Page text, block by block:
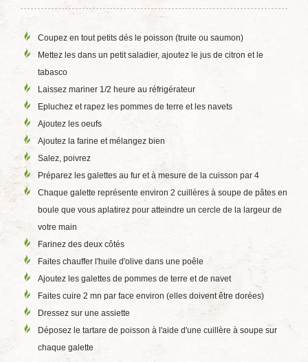
Coupez en tout petits dés le poisson (truite ou saumon)
Mettez les dans un petit saladier, ajoutez le jus de citron et le
tabasco
Laissez mariner 1/2 heure au réfrigérateur
Epluchez et rapez les pommes de terre et les navets
Ajoutez les oeufs
Ajoutez la farine et mélangez bien
Salez, poivrez
Préparez les galettes au fur et à mesure de la cuisson par 4
Chaque galette représente environ 2 cuillères à soupe de pâtes en
boule que vous aplatirez pour atteindre un cercle de la largeur de
votre main
Farinez des deux côtés
Faites chauffer l'huile d'olive dans une poêle
Ajoutez les galettes de pommes de terre et de navet
Faites cuire 2 mn par face environ (elles doivent être dorées)
Dressez sur une assiette
Déposez le tartare de poisson à l'aide d'une cuillère à soupe sur
chaque galette